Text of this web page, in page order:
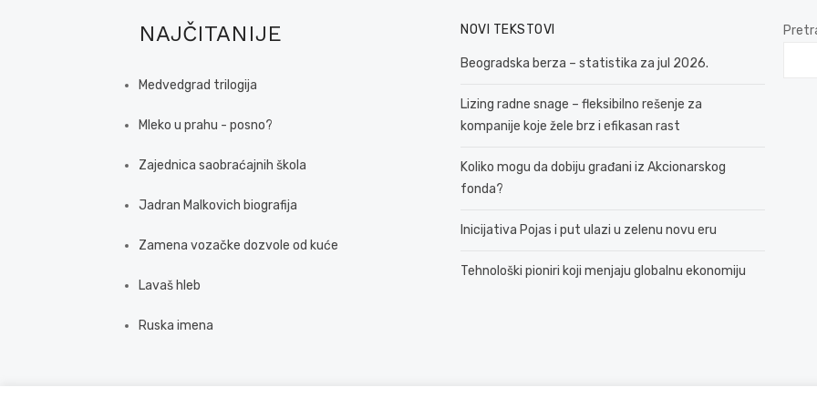
NAJČITANIJE
Medvedgrad trilogija
Mleko u prahu - posno?
Zajednica saobraćajnih škola
Jadran Malkovich biografija
Zamena vozačke dozvole od kuće
Lavaš hleb
Ruska imena
NOVI TEKSTOVI
Beogradska berza – statistika za jul 2026.
Lizing radne snage – fleksibilno rešenje za
kompanije koje žele brz i efikasan rast
Koliko mogu da dobiju građani iz Akcionarskog
fonda?
Inicijativa Pojas i put ulazi u zelenu novu eru
Tehnološki pioniri koji menjaju globalnu ekonomiju